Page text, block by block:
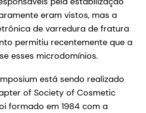
eram vistos, mas a
de varredura de fratura
permitiu recentemente que a
esses microdomínios.
está sendo realizado
of Society of Cosmetic
formado em 1984 com a